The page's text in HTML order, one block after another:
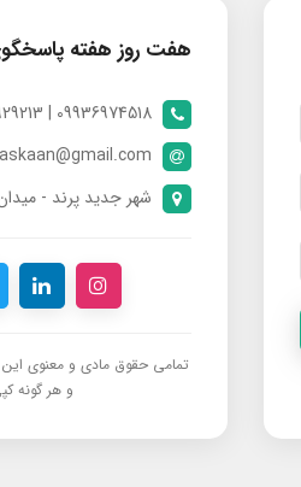
هفت روز هفته
09936974518 | 09024929213 | 09398370112
شهر جدید پرند -
تمامی حقوق مادی و معنوی
و هر گونه